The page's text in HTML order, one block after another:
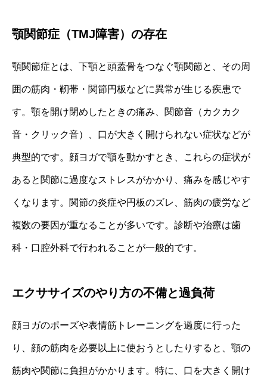
顎関節症（TMJ障害）の存在
顎関節症とは、下顎と頭蓋骨をつなぐ顎関節と、その周
囲の筋肉・靭帯・関節円板などに異常が生じる疾患で
す。顎を開け閉めしたときの痛み、関節音（カクカク
音・クリック音）、口が大きく開けられない症状などが
典型的です。顔ヨガで顎を動かすとき、これらの症状が
あると関節に過度なストレスがかかり、痛みを感じやす
くなります。関節の炎症や円板のズレ、筋肉の疲労など
複数の要因が重なることが多いです。診断や治療は歯
科・口腔外科で行われることが一般的です。
エクササイズのやり方の不備と過負荷
顔ヨガのポーズや表情筋トレーニングを過度に行った
り、顔の筋肉を必要以上に使おうとしたりすると、顎の
筋肉や関節に負担がかかります。特に、口を大きく開け